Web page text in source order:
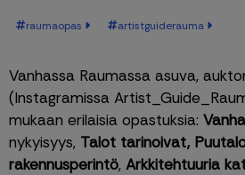
raumaopas artistguiderauma
Vanhassa Raumassa asuva,
(Instagramissa
mukaan erilaisia opastuksia:
nykyisyys, Talot tarinoivat,
rakennusperintö, Arkkitehtuuria